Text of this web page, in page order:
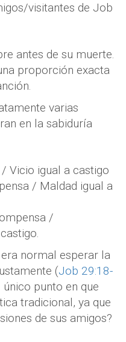
visitantes de Job
antes de su muerte.
proporción exacta
varias
en la sabiduría
Vicio igual a castigo
/ Maldad igual a
/
normal esperar la
(Job 29:18-
punto en que
tradicional, ya que
de sus amigos?